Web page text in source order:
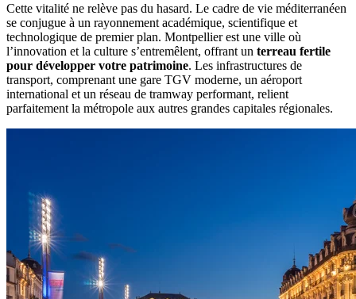
Cette vitalité ne relève pas du hasard. Le cadre de vie méditerranéen
se conjugue à un rayonnement académique, scientifique et
technologique de premier plan. Montpellier est une ville où
l’innovation et la culture s’entremêlent, offrant un terreau fertile
pour développer votre patrimoine. Les infrastructures de
transport, comprenant une gare TGV moderne, un aéroport
international et un réseau de tramway performant, relient
parfaitement la métropole aux autres grandes capitales régionales.